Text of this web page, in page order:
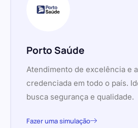
Porto Saúde
Atendimento de excelência e
credenciada em todo o país.
busca segurança e qualidade.
Fazer uma simulação